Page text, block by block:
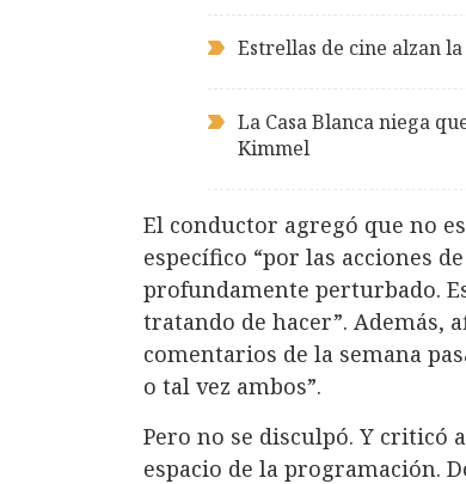
Estrellas de cine alzan
La Casa Blanca niega
Kimmel
El conductor agregó que no
específico “por las acciones
profundamente perturbado.
tratando de hacer”. Además,
comentarios de la semana
o tal vez ambos”.
Pero no se disculpó. Y criticó
espacio de la programación.